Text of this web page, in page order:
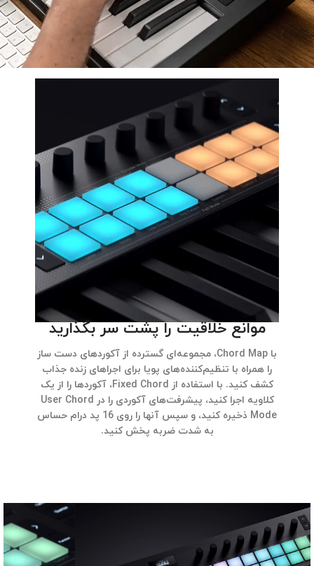
موانع خلاقیت را پشت سر بگذارید
با Chord Map، مجموعه‌ای گسترده از آکوردهای دست ساز
را همراه با تنظیم‌کننده‌های پویا برای اجراهای زنده جذاب
کشف کنید. با استفاده از Fixed Chord، آکوردها را از یک
کلاویه اجرا کنید، پیشرفت‌های آکوردی را در User Chord
Mode ذخیره کنید، و سپس آنها را روی 16 پد درام حساس
به شدت ضربه پخش کنید.